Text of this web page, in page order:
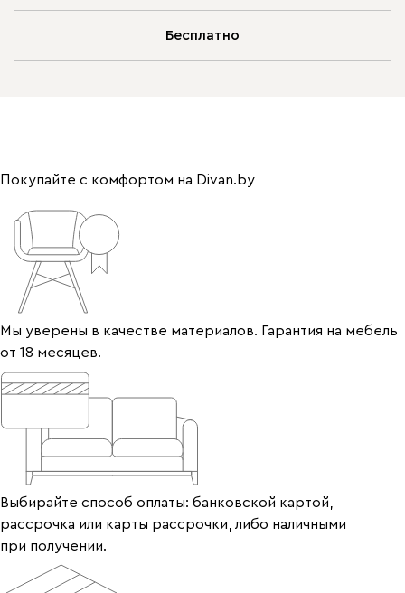
Бесплатно
Покупайте с комфортом на Divan.by
Мы уверены в качестве материалов. Гарантия на мебель
от 18 месяцев.
Выбирайте способ оплаты: банковской картой,
рассрочка или карты рассрочки, либо наличными
при получении.